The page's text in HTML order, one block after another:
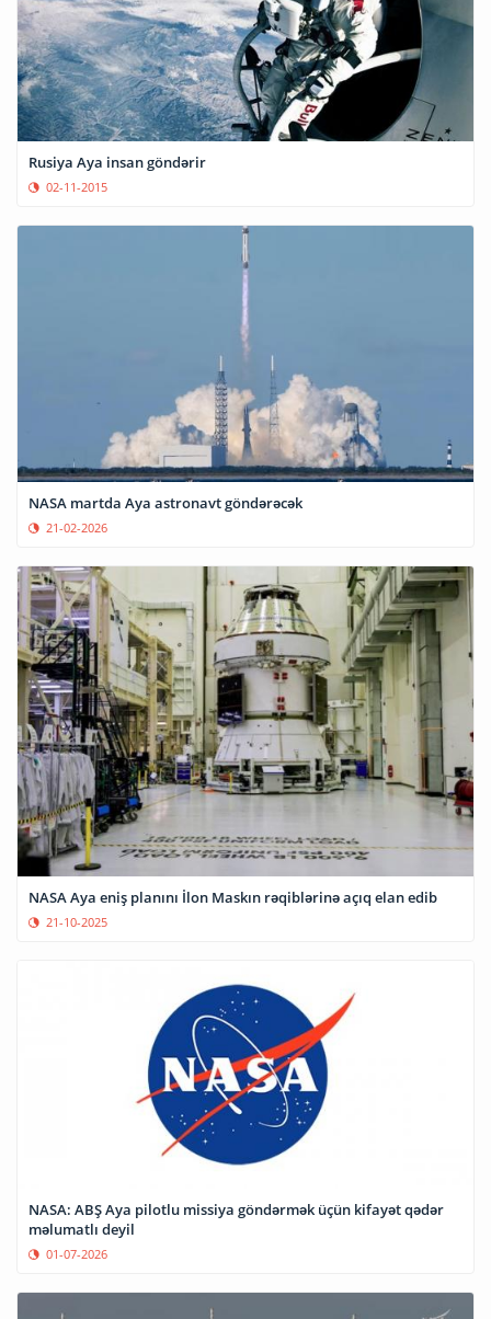
Rusiya Aya insan göndərir
02-11-2015
NASA martda Aya astronavt göndərəcək
21-02-2026
NASA Aya eniş planını İlon Maskın rəqiblərinə açıq elan edib
21-10-2025
NASA: ABŞ Aya pilotlu missiya göndərmək üçün kifayət qədər
məlumatlı deyil
01-07-2026